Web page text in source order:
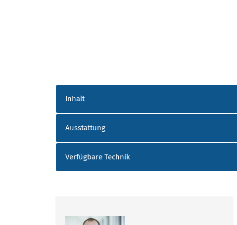
AKK_REGELUNGSTECHNIK
Inhalt
Ausstattung
Verfügbare Technik